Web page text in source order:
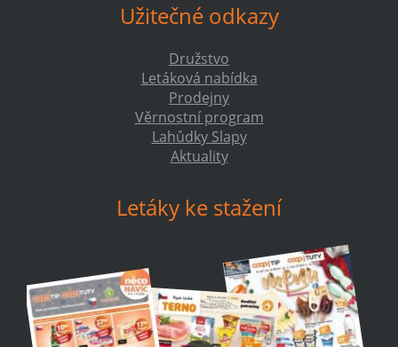
Užitečné odkazy
Družstvo
Letáková nabídka
Prodejny
Věrnostní program
Lahůdky Slapy
Aktuality
Letáky ke stažení